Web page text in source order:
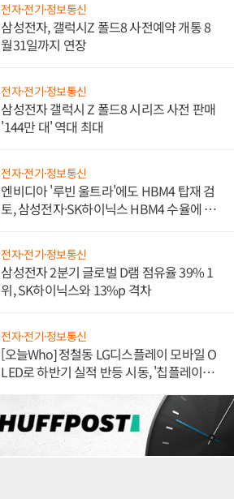
전자·전기·정보통신
삼성전자, 갤럭시Z 폴드8 사전예약 개통 8
월31일까지 연장
전자·전기·정보통신
삼성전자 갤럭시 Z 폴드8 시리즈 사전 판매
'144만 대' 역대 최대
전자·전기·정보통신
엔비디아 '루빈 울트라'에도 HBM4 탑재 검
토, 삼성전자·SK하이닉스 HBM4 수율에 주
전자·전기·정보통신
삼성전자 2분기 글로벌 D램 점유율 39% 1
위, SK하이닉스와 13%p 격차
전자·전기·정보통신
[오늘Who] 정철동 LG디스플레이 모바일 O
LED로 하반기 실적 반등 시동, '칩플레이